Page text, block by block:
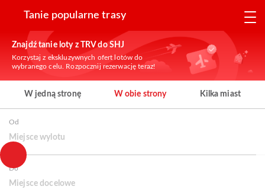
Tanie popularne trasy
Znajdź tanie loty z TRV do SHJ
Korzystaj z ekskluzywnych ofert lotów do
wybranego celu. Rozpocznij rezerwację teraz!
W jedną stronę W obie strony Kilka miast
Od
Miejsce wylotu
Do
Miejsce docelowe